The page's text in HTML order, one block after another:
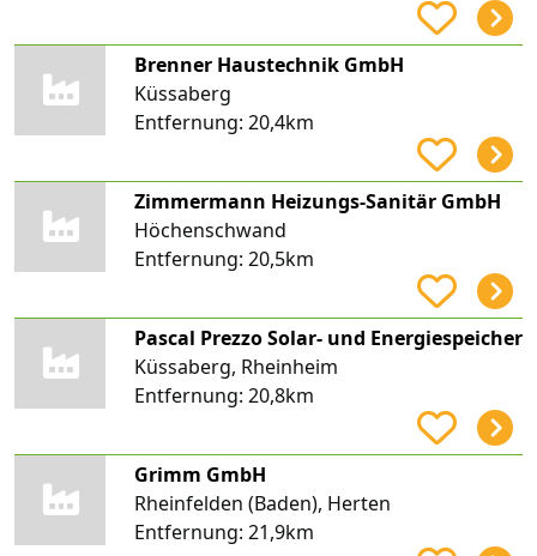
Brenner Haustechnik GmbH
Küssaberg
Entfernung: 20,4km
Zimmermann Heizungs-Sanitär GmbH
Höchenschwand
Entfernung: 20,5km
Pascal Prezzo Solar- und Energiespeicher
Küssaberg, Rheinheim
Entfernung: 20,8km
Grimm GmbH
Rheinfelden (Baden), Herten
Entfernung: 21,9km